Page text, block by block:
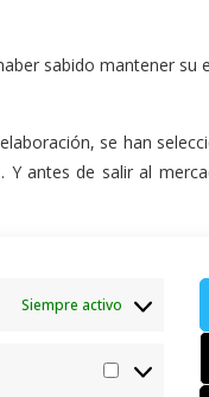
Siempre activo
sabido mantener su
se han
Y antes de salir al
Entrevista a